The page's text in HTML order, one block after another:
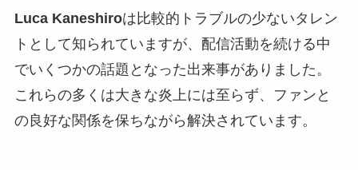
Luca Kaneshiroは比較的トラブルの少ないタレン
トとして知られていますが、配信活動を続ける中
でいくつかの話題となった出来事がありました。
これらの多くは大きな炎上には至らず、ファンと
の良好な関係を保ちながら解決されています。